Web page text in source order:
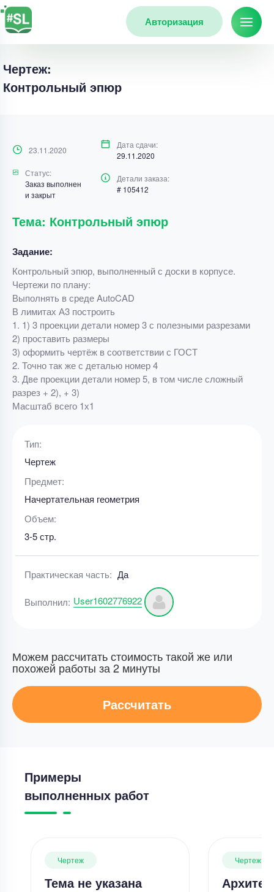
Авторизация
Чертеж:
Контрольный эпюр
23.11.2020
Дата сдачи:
29.11.2020
Статус:
Заказ выполнен
и закрыт
Детали заказа:
# 105412
Тема: Контрольный эпюр
Задание:
Контрольный эпюр, выполненный с доски в корпусе.
Чертежи по плану:
Выполнять в среде AutoCAD
В лимитах А3 построить
1. 1) 3 проекции детали номер 3 с полезными разрезами
2) проставить размеры
3) оформить чертёж в соответствии с ГОСТ
2. Точно так же с деталью номер 4
3. Две проекции детали номер 5, в том числе сложный
разрез + 2), + 3)
Масштаб всего 1х1
Тип:
Чертеж
Предмет:
Начертательная геометрия
Объем:
3-5 стр.
Практическая часть: Да
Выполнил: User1602776922
Можем рассчитать стоимость такой же или
похожей работы за 2 минуты
Рассчитать
Примеры
выполненных работ
Чертеж
Тема не указана
Чертеж